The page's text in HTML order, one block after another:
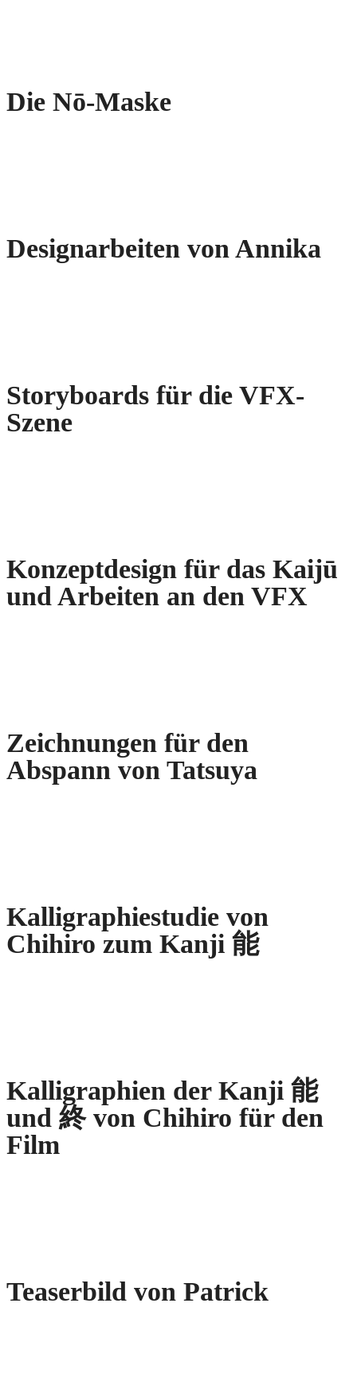
Die Nō-Maske
Designarbeiten von Annika
Storyboards für die VFX-
Szene
Konzeptdesign für das Kaijū
und Arbeiten an den VFX
Zeichnungen für den
Abspann von Tatsuya
Kalligraphiestudie von
Chihiro zum Kanji 能
Kalligraphien der Kanji 能
und 終 von Chihiro für den
Film
Teaserbild von Patrick